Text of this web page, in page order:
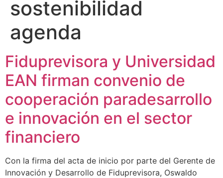
sostenibilidad
agenda
Fiduprevisora y Universidad
EAN firman convenio de
cooperación paradesarrollo
e innovación en el sector
financiero
Con la firma del acta de inicio por parte del Gerente de
Innovación y Desarrollo de Fiduprevisora, Oswaldo